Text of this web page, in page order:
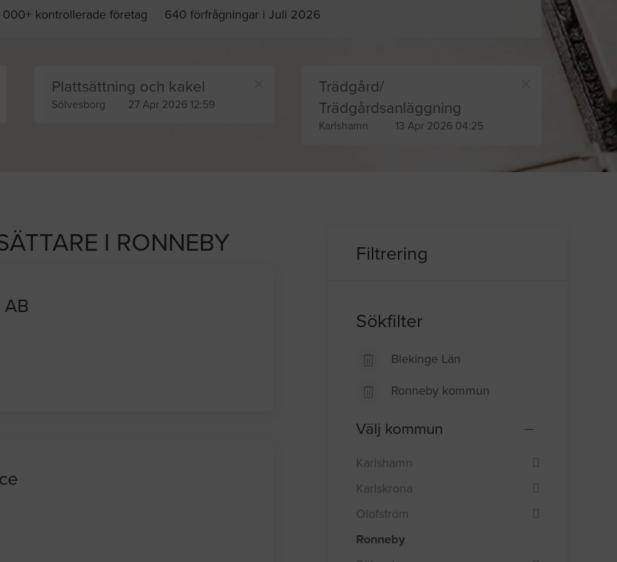
000+ kontrollerade företag 640 förfrågningar i Juli 2026
Plattsättning och kakel
Sölvesborg 27 Apr 2026 12:59
Trädgård/
Trädgårdsanläggning
Karlshamn 13 Apr 2026 04:25
I RONNEBY Filtrering
Sökfilter
Blekinge Län
Ronneby kommun
Välj kommun
Karlshamn
Karlskrona
Olofström
Ronneby